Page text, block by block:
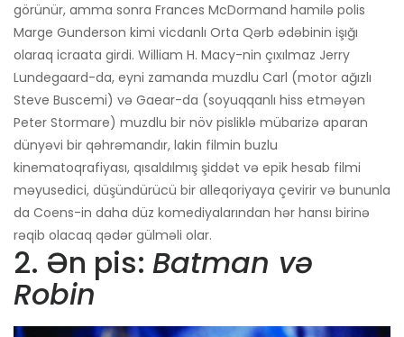
görünür, amma sonra Frances McDormand hamilə polis
Marge Gunderson kimi vicdanlı Orta Qərb ədəbinin işığı
olaraq icraata girdi. William H. Macy-nin çıxılmaz Jerry
Lundegaard-da, eyni zamanda muzdlu Carl (motor ağızlı
Steve Buscemi) və Gaear-da (soyuqqanlı hiss etməyən
Peter Stormare) muzdlu bir növ pisliklə mübarizə aparan
dünyəvi bir qəhrəmandır, lakin filmin buzlu
kinematoqrafiyası, qısaldılmış şiddət və epik hesab filmi
məyusedici, düşündürücü bir alleqoriyaya çevirir və bununla
da Coens-in daha düz komediyalarından hər hansı birinə
rəqib olacaq qədər gülməli olar.
2. Ən pis: Batman və
Robin